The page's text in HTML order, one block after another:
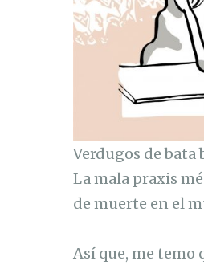
Verdugos de bata
La mala praxis
de muerte en el
Así que, me temo